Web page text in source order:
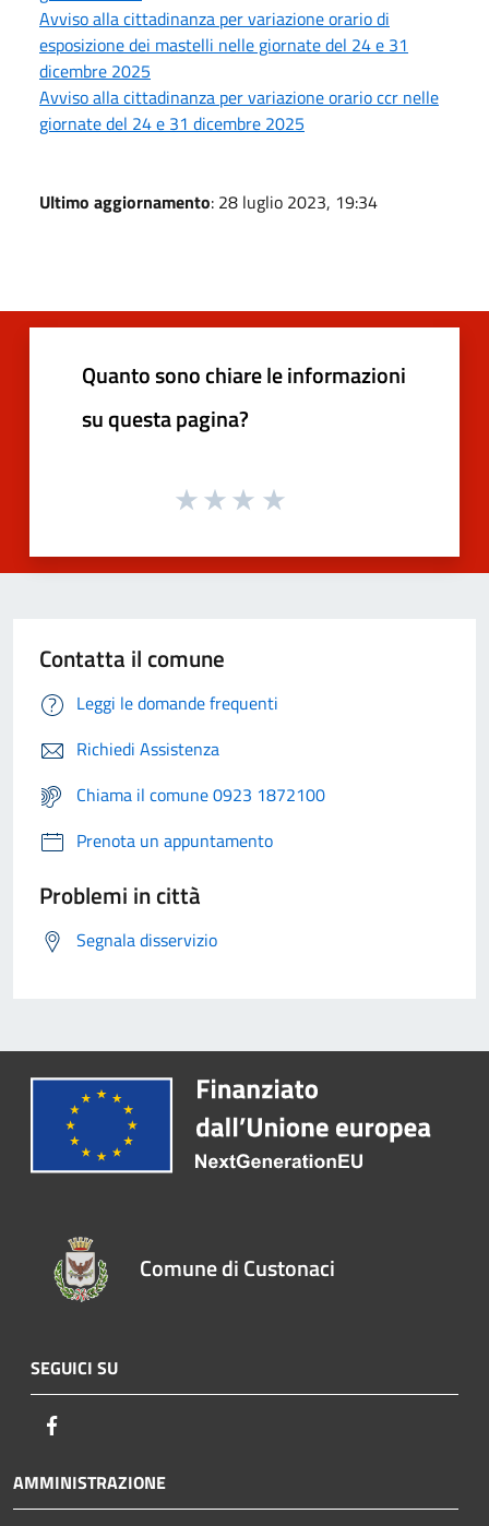
Avviso alla cittadinanza per variazione orario di
esposizione dei mastelli nelle giornate del 24 e 31
dicembre 2025
Avviso alla cittadinanza per variazione orario ccr nelle
giornate del 24 e 31 dicembre 2025
Ultimo aggiornamento: 28 luglio 2023, 19:34
Quanto sono chiare le informazioni
su questa pagina?
Contatta il comune
Leggi le domande frequenti
Richiedi Assistenza
Chiama il comune 0923 1872100
Prenota un appuntamento
Problemi in città
Segnala disservizio
Comune di Custonaci
SEGUICI SU
AMMINISTRAZIONE